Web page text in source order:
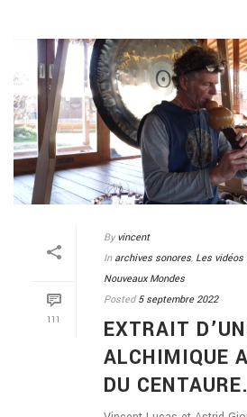
111
By vincent
In archives sonores, Les
Nouveaux Mondes
Posted 5 septembre 2022
EXTRAIT
ALCHIMIQUE
DU